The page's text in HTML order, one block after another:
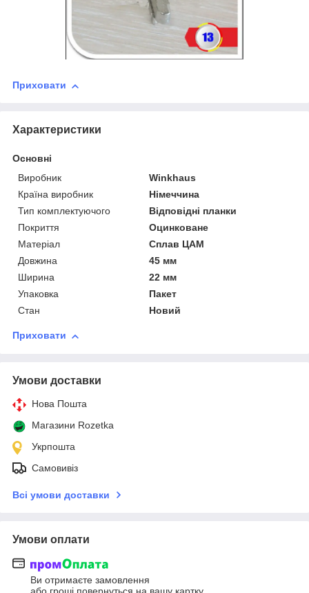
Приховати
Характеристики
Основні
Виробник
Winkhaus
Країна виробник
Німеччина
Тип комплектуючого
Відповідні планки
Покриття
Оцинковане
Матеріал
Сплав ЦАМ
Довжина
45 мм
Ширина
22 мм
Упаковка
Пакет
Стан
Новий
Приховати
Умови доставки
Нова Пошта
Магазини Rozetka
Укрпошта
Самовивіз
Всі умови доставки
Умови оплати
Ви отримаєте замовлення
або гроші повернуться на вашу картку